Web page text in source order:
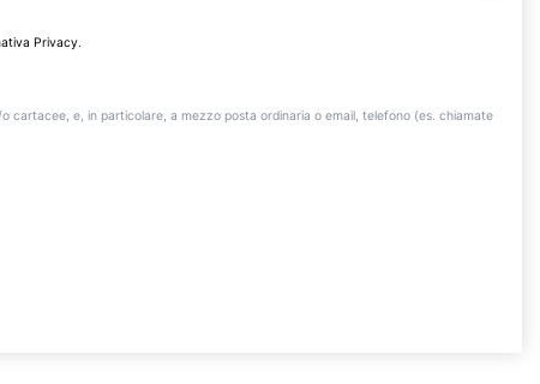
Privacy.
cartacee, e, in particolare, a mezzo posta ordinaria o email, telefono (es. chiamate